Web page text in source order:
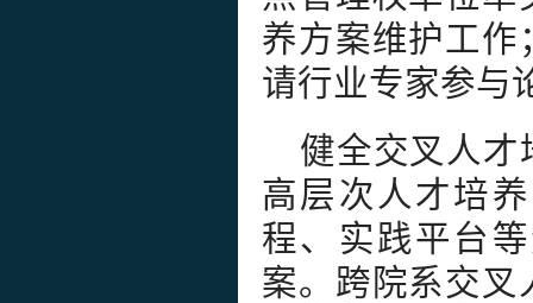
养方案维护工作
请行业专家参与
健全交叉人才
高层次人才培
程、实践平台
案。跨院系交叉